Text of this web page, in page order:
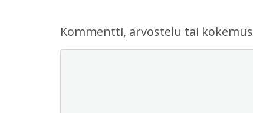
Kommentti, arvostelu tai kokemus